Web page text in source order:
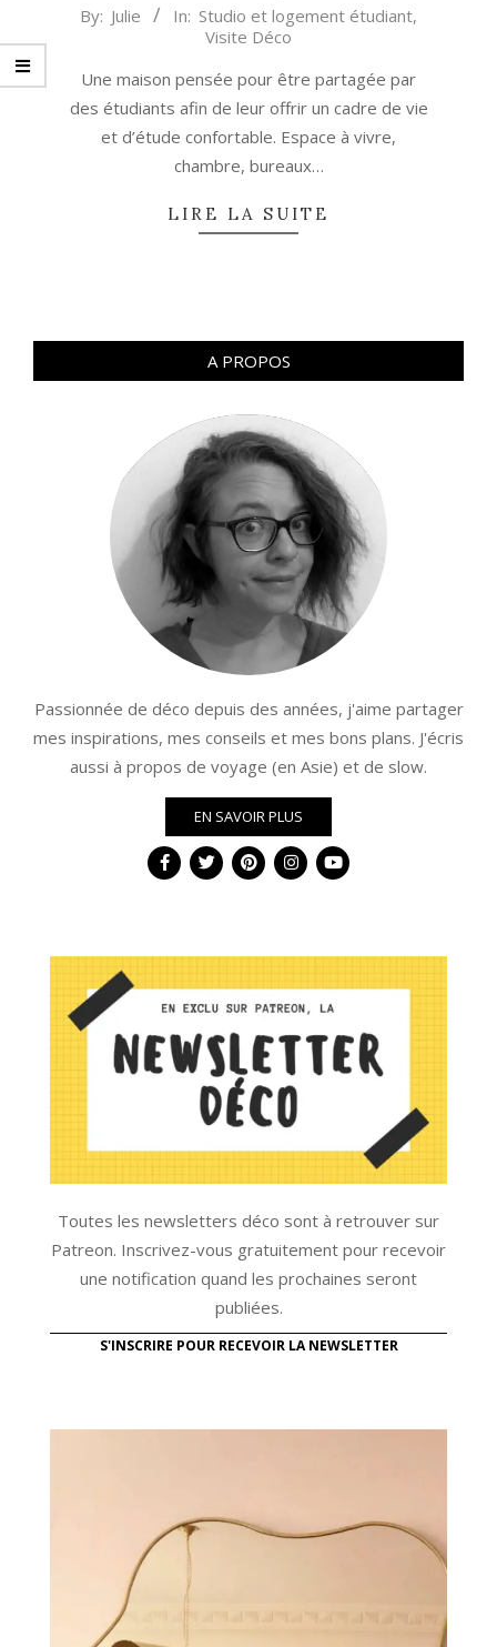
2024-
20
By: Julie In: Studio et logement étudiant,
Visite Déco
Une maison pensée pour être partagée par
des étudiants afin de leur offrir un cadre de vie
et d’étude confortable. Espace à vivre,
chambre, bureaux…
LIRE LA SUITE
A PROPOS
Passionnée de déco depuis des années, j'aime partager
mes inspirations, mes conseils et mes bons plans. J'écris
aussi à propos de voyage (en Asie) et de slow.
EN SAVOIR PLUS
Toutes les newsletters déco sont à retrouver sur
Patreon. Inscrivez-vous gratuitement pour recevoir
une notification quand les prochaines seront
publiées.
S'INSCRIRE POUR RECEVOIR LA NEWSLETTER